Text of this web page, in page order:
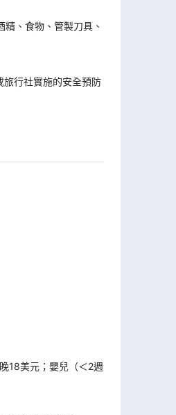
、食物、管製刀具、
旅行社實施的安全預防
18美元；嬰兒（＜2週